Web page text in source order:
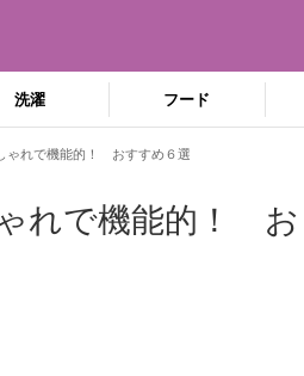
洗濯 フード
ゃれで機能的！ おすすめ６選
れで機能的！ お